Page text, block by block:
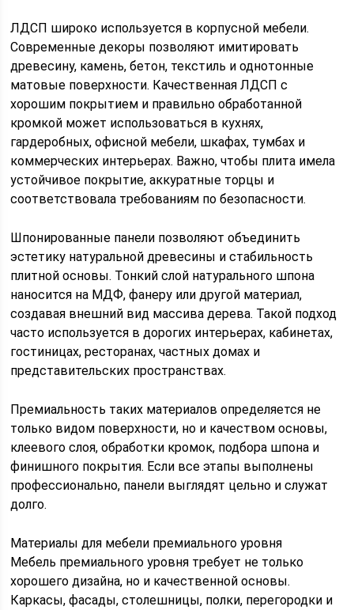
ЛДСП широко используется в корпусной мебели.
Современные декоры позволяют имитировать
древесину, камень, бетон, текстиль и однотонные
матовые поверхности. Качественная ЛДСП с
хорошим покрытием и правильно обработанной
кромкой может использоваться в кухнях,
гардеробных, офисной мебели, шкафах, тумбах и
коммерческих интерьерах. Важно, чтобы плита имела
устойчивое покрытие, аккуратные торцы и
соответствовала требованиям по безопасности.
Шпонированные панели позволяют объединить
эстетику натуральной древесины и стабильность
плитной основы. Тонкий слой натурального шпона
наносится на МДФ, фанеру или другой материал,
создавая внешний вид массива дерева. Такой подход
часто используется в дорогих интерьерах, кабинетах,
гостиницах, ресторанах, частных домах и
представительских пространствах.
Премиальность таких материалов определяется не
только видом поверхности, но и качеством основы,
клеевого слоя, обработки кромок, подбора шпона и
финишного покрытия. Если все этапы выполнены
профессионально, панели выглядят цельно и служат
долго.
Материалы для мебели премиального уровня
Мебель премиального уровня требует не только
хорошего дизайна, но и качественной основы.
Каркасы, фасады, столешницы, полки, перегородки и